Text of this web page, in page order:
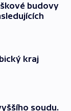
budovy
kraj
soudu.